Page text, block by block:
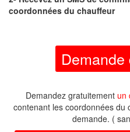
coordonnées du chauffeur
Demandez gratuitement un
contenant les coordonnées du
demande. (